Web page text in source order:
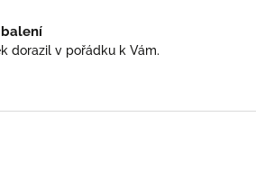
balení
dorazil v pořádku k Vám.